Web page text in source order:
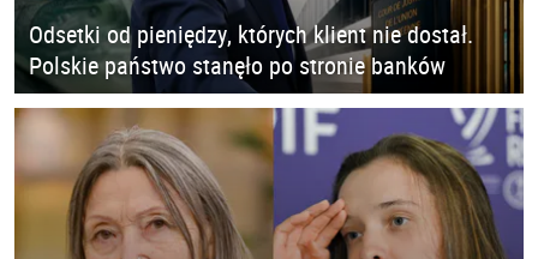
Odsetki od pieniędzy, których klient nie dostał.
Polskie państwo stanęło po stronie banków